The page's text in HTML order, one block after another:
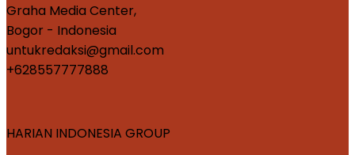
Graha Media Center,
Bogor - Indonesia
untukredaksi@gmail.com
+628557777888
HARIAN INDONESIA GROUP